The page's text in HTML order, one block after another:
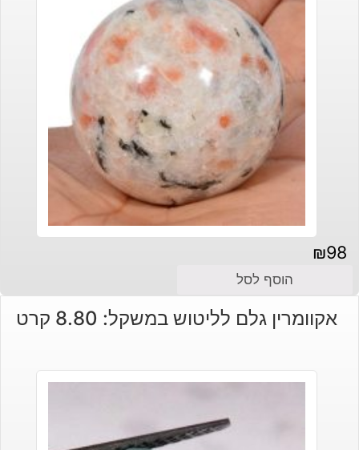
₪98
הוסף לסל
אקוומרין גלם לליטוש במשקל: 8.80 קרט